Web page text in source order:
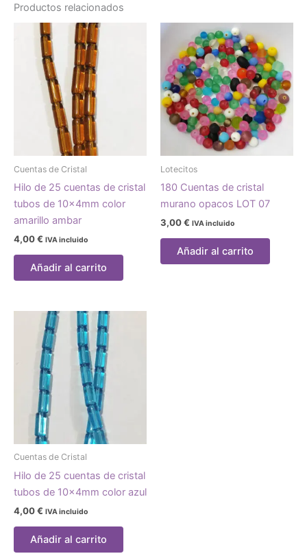
Productos relacionados
Cuentas de Cristal
Hilo de 25 cuentas de cristal
tubos de 10x4mm color
amarillo ambar
4,00€ IVA incluido
Añadir al carrito
Lotecitos
180 Cuentas de cristal
murano opacos LOT 07
3,00€ IVA incluido
Añadir al carrito
Cuentas de Cristal
Hilo de 25 cuentas de cristal
tubos de 10x4mm color azul
4,00€ IVA incluido
Añadir al carrito